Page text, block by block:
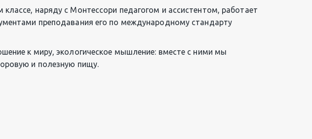
наряду с Монтессори педагогом и ассистентом, работает
преподавания его по международному стандарту
к миру, экологическое мышление: вместе с ними мы
и полезную пищу.